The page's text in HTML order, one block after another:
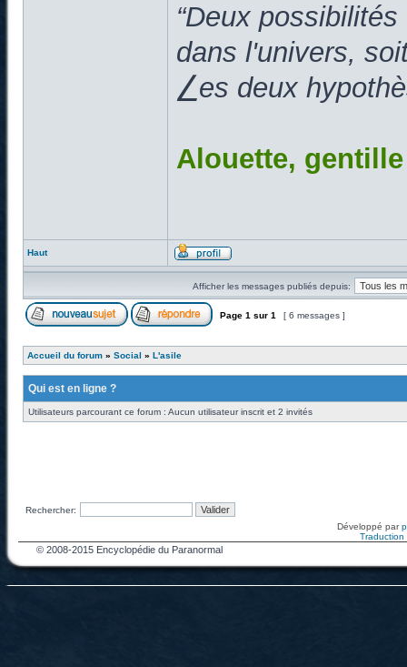
“Deux
dans l'univers,
⎳es deux
Alouette,
Haut
Afficher les messages publiés depuis:
Page 1 sur 1 [ 6 messages ]
Accueil du forum » Social » L'asile
Qui est en ligne ?
Utilisateurs parcourant ce forum : Aucun utilisateur inscrit et 2 invités
Rechercher:
Développé par
Traduction
© 2008-2015 Encyclopédie du Paranormal